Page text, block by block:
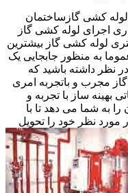
کشی گازساختمان
اجرای لوله کشی گاز
لوله کشی گاز بیشترین
به منظور جابجایی یک
نظر داشته باشید که
گاز مجرب و باتجربه امری
بهینه ساز با تجربه و
به شما می دهد تا با
مورد نظر خود را تحویل